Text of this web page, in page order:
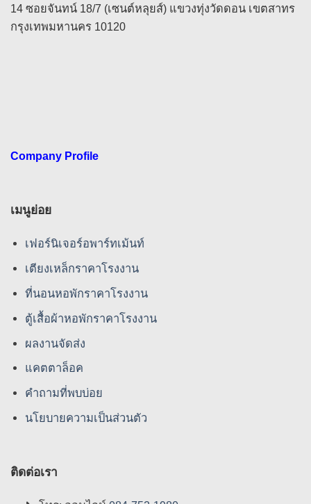
14 ซอยจันทน์ 18/7 (เซนต์หลุยส์) แขวงทุ่งวัดดอน เขตสาทร
กรุงเทพมหานคร 10120
Company Profile
เมนูย่อย
เฟอร์นิเจอร์อพาร์ทเม้นท์
เตียงเหล็กราคาโรงงาน
ที่นอนหอพักราคาโรงงาน
ตู้เสื้อผ้าหอพักราคาโรงงาน
ผลงานจัดส่ง
แคตตาล็อค
คําถามที่พบบ่อย
นโยบายความเป็นส่วนตัว
ติดต่อเรา